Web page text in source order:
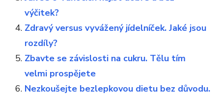
výčitek?
Zdravý versus vyvážený jídelníček. Jaké jsou
rozdíly?
Zbavte se závislosti na cukru. Tělu tím
velmi prospějete
Nezkoušejte bezlepkovou dietu bez důvodu.